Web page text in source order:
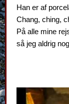
Han er af
Chang, ching,
På alle mine
så jeg aldrig